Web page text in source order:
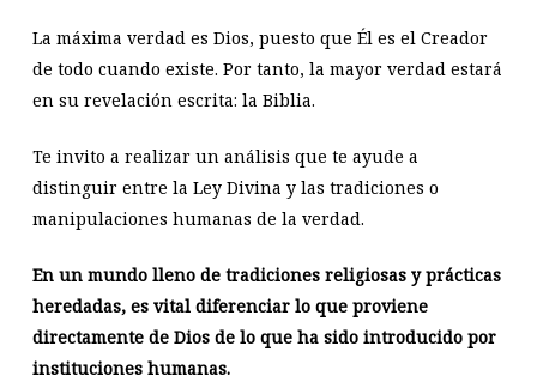
La máxima verdad es Dios, puesto que Él es el Creador
de todo cuando existe. Por tanto, la mayor verdad estará
en su revelación escrita: la Biblia.
Te invito a realizar un análisis que te ayude a
distinguir entre la Ley Divina y las tradiciones o
manipulaciones humanas de la verdad.
En un mundo lleno de tradiciones religiosas y prácticas
heredadas, es vital diferenciar lo que proviene
directamente de Dios de lo que ha sido introducido por
instituciones humanas.